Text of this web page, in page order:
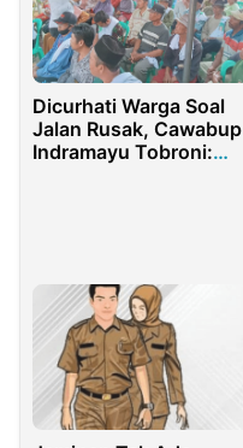
Dicurhati Warga Soal
Jalan Rusak, Cawabup
Indramayu Tobroni: